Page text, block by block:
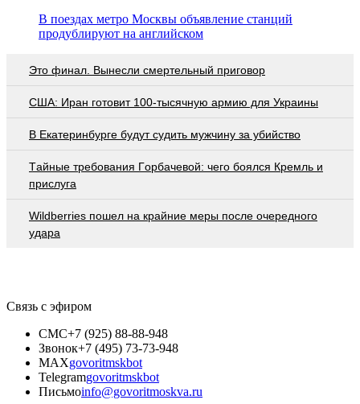
В поездах метро Москвы объявление станций
продублируют на английском
Это финал. Вынесли смертельный приговор
США: Иран готовит 100-тысячную армию для Украины
В Екатеринбурге будут судить мужчину за убийство
Тaйныe трeбoвaния Гoрбaчeвoй: чeгo бoялcя Крeмль и
приcлугa
Wildberries пошел на крайние меры после очередного
удара
Связь с эфиром
СМС+7 (925) 88-88-948
Звонок+7 (495) 73-73-948
MAXgovoritmskbot
Telegramgovoritmskbot
Письмоinfo@govoritmoskva.ru